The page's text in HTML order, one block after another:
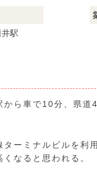
駅
から車で10分、県
ターミナルビルを
なると思われる。